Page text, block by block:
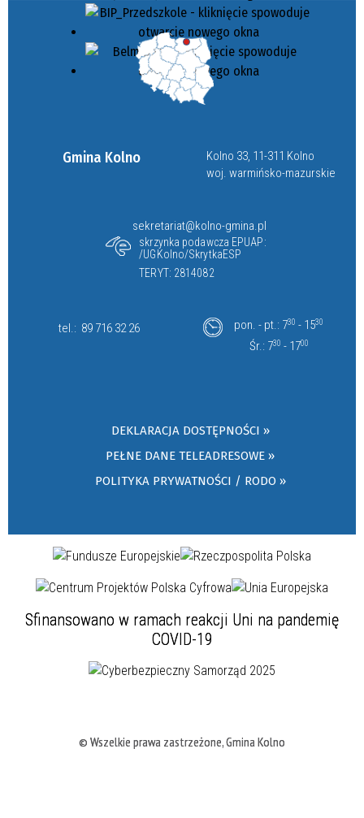
Gmina Kolno
Kolno 33, 11-311 Kolno
woj. warmińsko-mazurskie
sekretariat@kolno-gmina.pl
skrzynka podawcza EPUAP:
/UGKolno/SkrytkaESP
TERYT: 2814082
tel.: 89 716 32 26 pon. - pt.: 730 - 1530
Śr.: 730 - 1700
DEKLARACJA DOSTĘPNOŚCI »
PEŁNE DANE TELEADRESOWE »
POLITYKA PRYWATNOŚCI / RODO »
Sfinansowano w ramach reakcji Uni na pandemię
COVID-19
© Wszelkie prawa zastrzeżone, Gmina Kolno